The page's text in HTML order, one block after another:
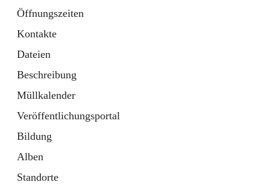
Öffnungszeiten
Kontakte
Dateien
Beschreibung
Müllkalender
Veröffentlichungsportal
Bildung
Alben
Standorte
Soziales
1 Schnellzugriff